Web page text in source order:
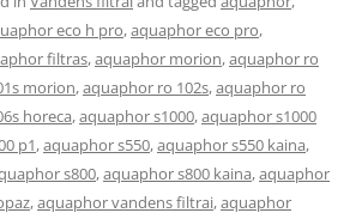
eco h pro,aquaphor eco pro,
filtras,aquaphor morion,aquaphor ro
morion,aquaphor ro 102s,aquaphor ro
horeca,aquaphor s1000,aquaphor s1000
p1,aquaphor s550,aquaphor s550 kaina,
s800,aquaphor s800 kaina,aquaphor
,aquaphor vandens filtrai,aquaphor